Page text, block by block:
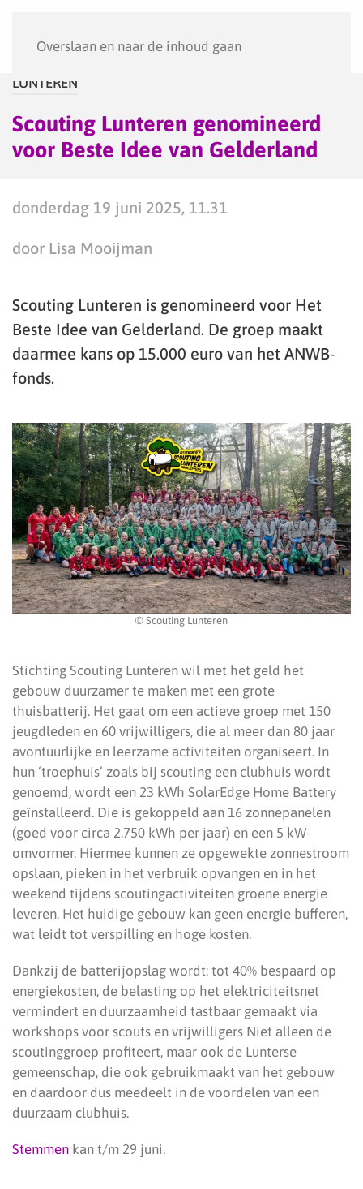
Overslaan en naar de inhoud gaan
LUNTEREN
Scouting Lunteren genomineerd
voor Beste Idee van Gelderland
donderdag 19 juni 2025, 11.31
door Lisa Mooijman
Scouting Lunteren is genomineerd voor Het
Beste Idee van Gelderland. De groep maakt
daarmee kans op 15.000 euro van het ANWB-
fonds.
© Scouting Lunteren
Stichting Scouting Lunteren wil met het geld het
gebouw duurzamer te maken met een grote
thuisbatterij. Het gaat om een actieve groep met 150
jeugdleden en 60 vrijwilligers, die al meer dan 80 jaar
avontuurlijke en leerzame activiteiten organiseert. In
hun ‘troephuis’ zoals bij scouting een clubhuis wordt
genoemd, wordt een 23 kWh SolarEdge Home Battery
geïnstalleerd. Die is gekoppeld aan 16 zonnepanelen
(goed voor circa 2.750 kWh per jaar) en een 5 kW-
omvormer. Hiermee kunnen ze opgewekte zonnestroom
opslaan, pieken in het verbruik opvangen en in het
weekend tijdens scoutingactiviteiten groene energie
leveren. Het huidige gebouw kan geen energie bufferen,
wat leidt tot verspilling en hoge kosten.
Dankzij de batterijopslag wordt: tot 40% bespaard op
energiekosten, de belasting op het elektriciteitsnet
vermindert en duurzaamheid tastbaar gemaakt via
workshops voor scouts en vrijwilligers Niet alleen de
scoutinggroep profiteert, maar ook de Lunterse
gemeenschap, die ook gebruikmaakt van het gebouw
en daardoor dus meedeelt in de voordelen van een
duurzaam clubhuis.
Stemmen kan t/m 29 juni.